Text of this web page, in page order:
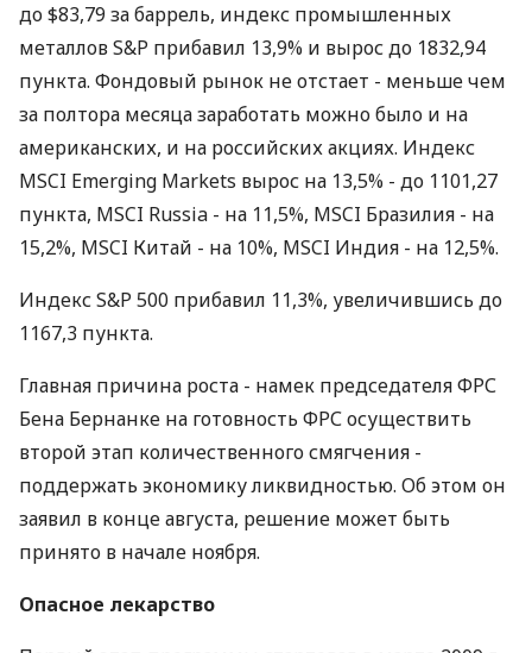
до $83,79 за баррель, индекс промышленных
металлов S&P прибавил 13,9% и вырос до 1832,94
пункта. Фондовый рынок не отстает - меньше чем
за полтора месяца заработать можно было и на
американских, и на российских акциях. Индекс
MSCI Emerging Markets вырос на 13,5% - до 1101,27
пункта, MSCI Russia - на 11,5%, MSCI Бразилия - на
15,2%, MSCI Китай - на 10%, MSCI Индия - на 12,5%.
Индекс S&P 500 прибавил 11,3%, увеличившись до
1167,3 пункта.
Главная причина роста - намек председателя ФРС
Бена Бернанке на готовность ФРС осуществить
второй этап количественного смягчения -
поддержать экономику ликвидностью. Об этом он
заявил в конце августа, решение может быть
принято в начале ноября.
Опасное лекарство